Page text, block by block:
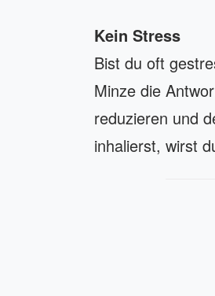
Kein Stress
Bist du oft
Minze die
reduzieren und
inhalierst, wirst